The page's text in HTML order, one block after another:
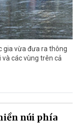
gia vừa đưa ra thông
các vùng trên cả
núi phía